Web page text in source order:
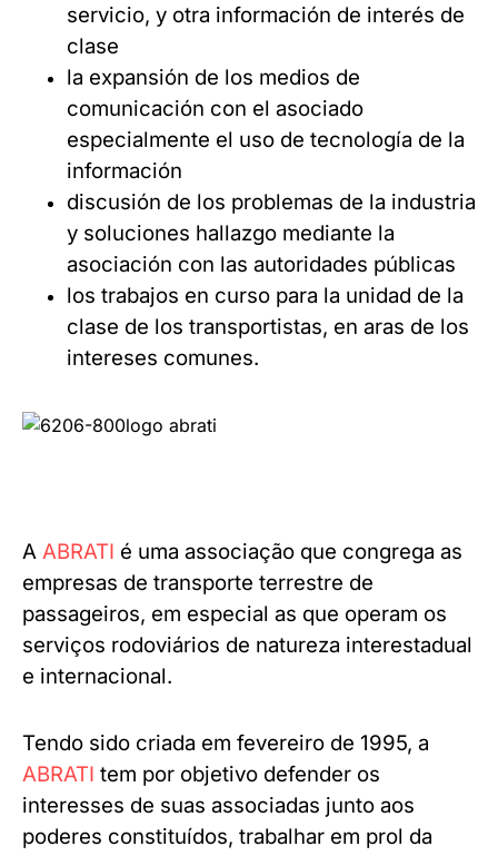
servicio, y otra información de interés de
clase
la expansión de los medios de
comunicación con el asociado
especialmente el uso de tecnología de la
información
discusión de los problemas de la industria
y soluciones hallazgo mediante la
asociación con las autoridades públicas
los trabajos en curso para la unidad de la
clase de los transportistas, en aras de los
intereses comunes.
A ABRATI é uma associação que congrega as
empresas de transporte terrestre de
passageiros, em especial as que operam os
serviços rodoviários de natureza interestadual
e internacional.
Tendo sido criada em fevereiro de 1995, a
ABRATI tem por objetivo defender os
interesses de suas associadas junto aos
poderes constituídos, trabalhar em prol da